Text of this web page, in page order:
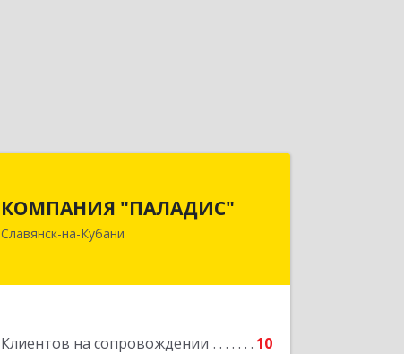
КОМПАНИЯ "ПАЛАДИС"
Славянск-на-Кубани
Клиентов на сопровождении 10
353560, Краснодарский край,
Славянский р-н, Славянск-на-Кубани